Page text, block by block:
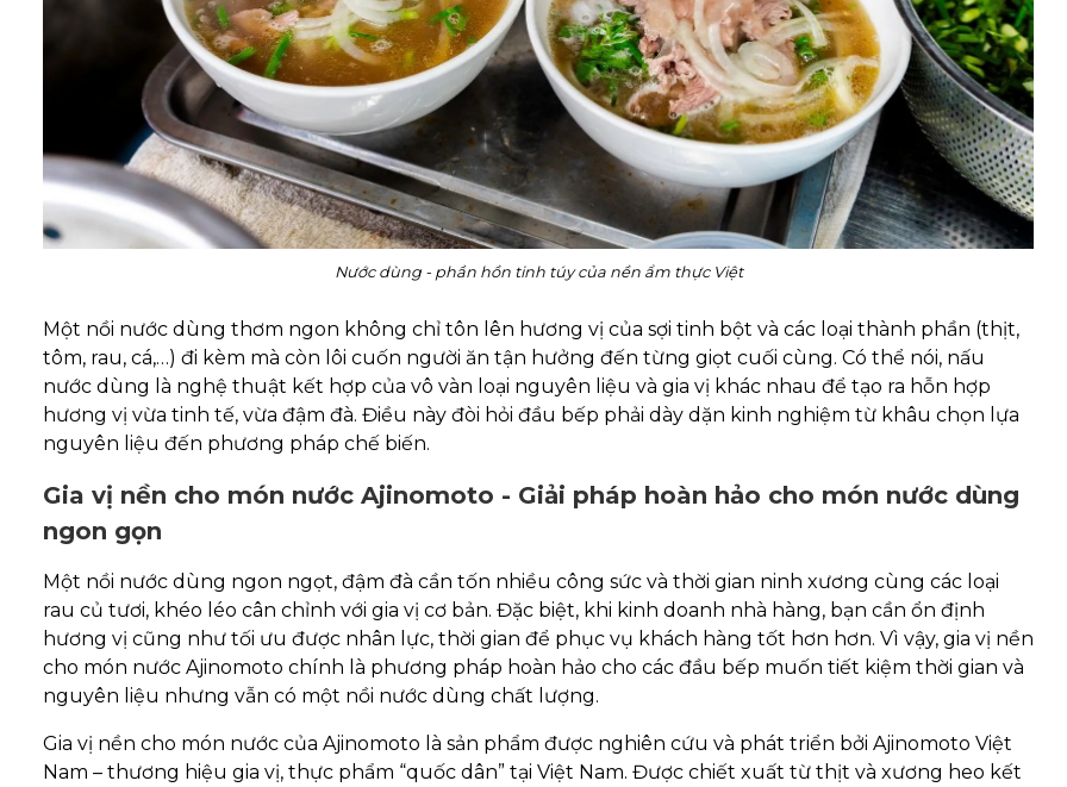
Nước dùng - phần hồn tinh túy của nền ẩm thực Việt
Một nồi nước dùng thơm ngon không chỉ tôn lên hương vị của sợi tinh bột và các loại thành phần (thịt,
tôm, rau, cá,…) đi kèm mà còn lôi cuốn người ăn tận hưởng đến từng giọt cuối cùng. Có thể nói, nấu
nước dùng là nghệ thuật kết hợp của vô vàn loại nguyên liệu và gia vị khác nhau để tạo ra hỗn hợp
hương vị vừa tinh tế, vừa đậm đà. Điều này đòi hỏi đầu bếp phải dày dặn kinh nghiệm từ khâu chọn lựa
nguyên liệu đến phương pháp chế biến.
Gia vị nền cho món nước Ajinomoto - Giải pháp hoàn hảo cho món nước dùng
ngon gọn
Một nồi nước dùng ngon ngọt, đậm đà cần tốn nhiều công sức và thời gian ninh xương cùng các loại
rau củ tươi, khéo léo cân chỉnh với gia vị cơ bản. Đặc biệt, khi kinh doanh nhà hàng, bạn cần ổn định
hương vị cũng như tối ưu được nhân lực, thời gian để phục vụ khách hàng tốt hơn hơn. Vì vậy, gia vị nền
cho món nước Ajinomoto chính là phương pháp hoàn hảo cho các đầu bếp muốn tiết kiệm thời gian và
nguyên liệu nhưng vẫn có một nồi nước dùng chất lượng.
Gia vị nền cho món nước của Ajinomoto là sản phẩm được nghiên cứu và phát triển bởi Ajinomoto Việt
Nam – thương hiệu gia vị, thực phẩm “quốc dân” tại Việt Nam. Được chiết xuất từ thịt và xương heo kết